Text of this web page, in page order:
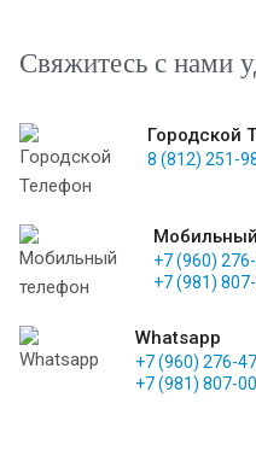
Свяжитесь с нами
Городской
8 (812) 251-
+7 (960)
+7 (981)
Whatsapp
+7 (960) 276-
+7 (981) 807-